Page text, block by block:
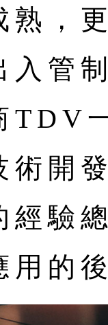
熟，
入管
TDV
術開
經驗
用的